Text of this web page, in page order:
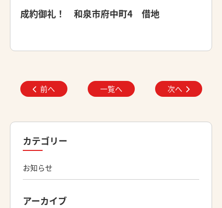
成約御礼！ 和泉市府中町4 借地
前へ 一覧へ 次へ
カテゴリー
お知らせ
アーカイブ